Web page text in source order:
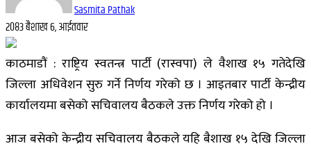
Sasmita Pathak
२०८३ बैशाख ६, आईतवार
काठमाडौं : राष्ट्रिय स्वतन्त्र पार्टी (रास्वपा) ले वैशाख १५ गतेदेखि
जिल्ला अधिवेशन सुरु गर्ने निर्णय गरेको छ । आइतबार पार्टी केन्द्रीय
कार्यालयमा बसेको सचिवालय बैठकले उक्त निर्णय गरेको हो ।
आज बसेको केन्द्रीय सचिवालय बैठकले यहि बैशाख १५ देखि जिल्ला